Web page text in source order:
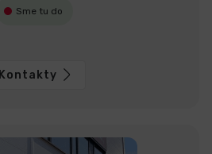
Sme tu do
Kontakty